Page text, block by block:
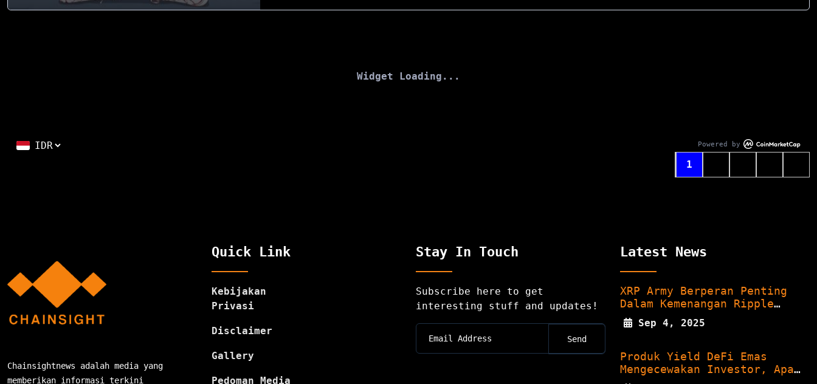
Widget Loading...
Powered by
1
Chainsightnews adalah media yang
memberikan informasi terkini
Quick Link
Kebijakan
Privasi
Disclaimer
Gallery
Pedoman Media
Stay In Touch
Subscribe here to get
interesting stuff and updates!
Latest News
XRP Army Berperan Penting
Dalam Kemenangan Ripple
Lawan...
Sep 4, 2025
Produk Yield DeFi Emas
Mengecewakan Investor, Apa